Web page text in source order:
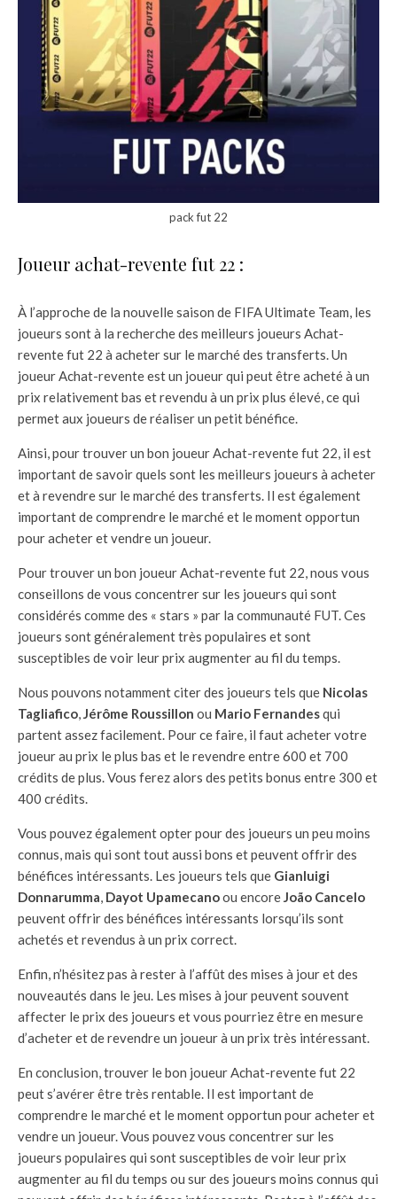
pack fut 22
Joueur achat-revente fut 22 :
À l’approche de la nouvelle saison de FIFA Ultimate Team, les
joueurs sont à la recherche des meilleurs joueurs Achat-
revente fut 22 à acheter sur le marché des transferts. Un
joueur Achat-revente est un joueur qui peut être acheté à un
prix relativement bas et revendu à un prix plus élevé, ce qui
permet aux joueurs de réaliser un petit bénéfice.
Ainsi, pour trouver un bon joueur Achat-revente fut 22, il est
important de savoir quels sont les meilleurs joueurs à acheter
et à revendre sur le marché des transferts. Il est également
important de comprendre le marché et le moment opportun
pour acheter et vendre un joueur.
Pour trouver un bon joueur Achat-revente fut 22, nous vous
conseillons de vous concentrer sur les joueurs qui sont
considérés comme des « stars » par la communauté FUT. Ces
joueurs sont généralement très populaires et sont
susceptibles de voir leur prix augmenter au fil du temps.
Nous pouvons notamment citer des joueurs tels que Nicolas
Tagliafico,Jérôme Roussillon ou Mario Fernandesqui
partent assez facilement. Pour ce faire, il faut acheter votre
joueur au prix le plus bas et le revendre entre 600 et 700
crédits de plus. Vous ferez alors des petits bonus entre 300 et
400 crédits.
Vous pouvez également opter pour des joueurs un peu moins
connus, mais qui sont tout aussi bons et peuvent offrir des
bénéfices intéressants. Les joueurs tels que Gianluigi
Donnarumma, Dayot Upamecanoou encoreJoão Cancelo
peuvent offrir des bénéfices intéressants lorsqu’ils sont
achetés et revendus à un prix correct.
Enfin, n’hésitez pas à rester à l’affût des mises à jour et des
nouveautés dans le jeu. Les mises à jour peuvent souvent
affecter le prix des joueurs et vous pourriez être en mesure
d’acheter et de revendre un joueur à un prix très intéressant.
En conclusion, trouver le bon joueur Achat-revente fut 22
peut s’avérer être très rentable. Il est important de
comprendre le marché et le moment opportun pour acheter et
vendre un joueur. Vous pouvez vous concentrer sur les
joueurs populaires qui sont susceptibles de voir leur prix
augmenter au fil du temps ou sur des joueurs moins connus qui